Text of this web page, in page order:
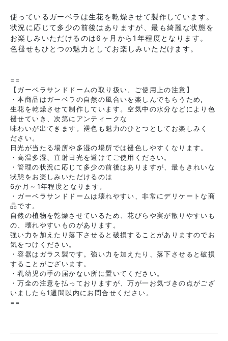
2026年9月
月 火 水 木 金 土
1 2 3 5
使っているガーベラは生花を乾燥させて製作しています。
状況に応じて多少の前後はありますが、最も綺麗な状態を
お楽しみいただけるのは6ヶ月から1年程度となります。
色褪せもひとつの魅力としてお楽しみいただけます。
==
【ガーベラサンドドームの取り扱い、ご使用上の注意】
・本商品はガーベラの自然の風合いを楽しんでもらうため,
生花を乾燥させて制作しています。空気中の水分などにより色
褪せていき、次第にアンティークな
味わいが出てきます。褪色も魅力のひとつとしてお楽しみく
ださい。
日光が当たる場所や多湿の場所では褪色しやすくなります。
・高温多湿、直射日光を避けてご使用ください。
・管理の状況に応じて多少の前後はありますが、最もきれいな
状態をお楽しみいただけるのは
6か月～1年程度となります。
・ガーベラサンドドームは壊れやすい、非常にデリケートな商
品です。
自然の植物を乾燥させているため、花びらや実が散りやすいも
の、壊れやすいものがあります。
強い力を加えたり落下させると破損することがありますのでお
気をつけください。
・容器はガラス製です。強い力を加えたり、落下させると破損
することがございます。
・乳幼児の手の届かない所に置いてください。
・万全の注意を払っておりますが、万が一お気づきの点がござ
いましたら1週間以内にお問合せください。
==